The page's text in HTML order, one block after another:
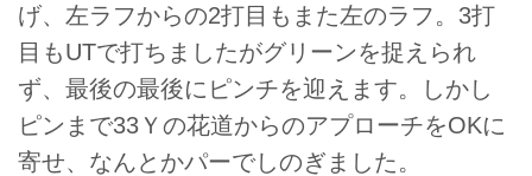
げ、左ラフからの2打目もまた左のラフ。3打
目もUTで打ちましたがグリーンを捉えられ
ず、最後の最後にピンチを迎えます。しかし
ピンまで33Ｙの花道からのアプローチをOKに
寄せ、なんとかパーでしのぎました。